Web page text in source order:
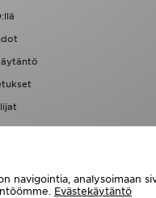
navigointia, analysoimaan
Evästekäytäntö